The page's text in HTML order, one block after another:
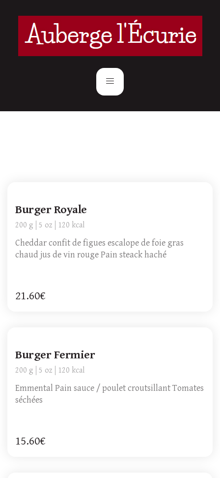
Burger Royale
200 g 5 oz 120 kcal
Cheddar confit de figues escalope de foie gras
chaud jus de vin rouge Pain steack haché
21.60€
Burger Fermier
200 g 5 oz 120 kcal
Emmental Pain sauce / poulet croutsillant Tomates
séchées
15.60€